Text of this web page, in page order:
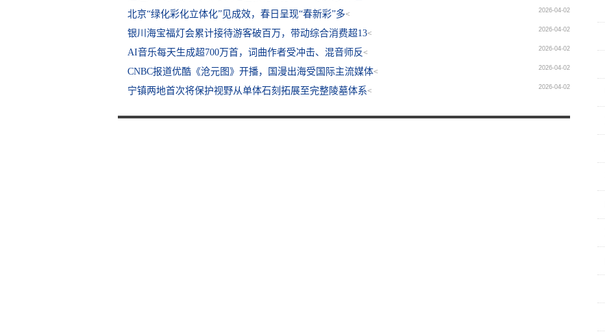
北京“绿化彩化立体化”见成效，春日呈现“春新彩”多< 2026-04-02
银川海宝福灯会累计接待游客破百万，带动综合消费超13< 2026-04-02
AI音乐每天生成超700万首，词曲作者受冲击、混音师反< 2026-04-02
CNBC报道优酷《沧元图》开播，国漫出海受国际主流媒体< 2026-04-02
宁镇两地首次将保护视野从单体石刻拓展至完整陵墓体系< 2026-04-02